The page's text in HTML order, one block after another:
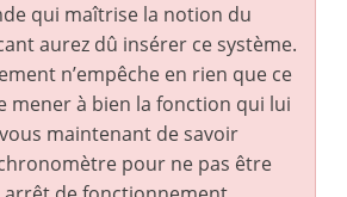
qui maîtrise la notion du
aurez dû insérer ce système.
n’empêche en rien que ce
mener à bien la fonction qui lui
maintenant de savoir
pour ne pas être